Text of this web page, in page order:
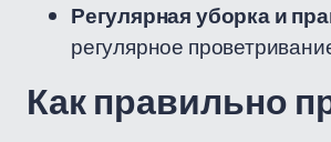
Регулярная уборка и
регулярное
Как правильно